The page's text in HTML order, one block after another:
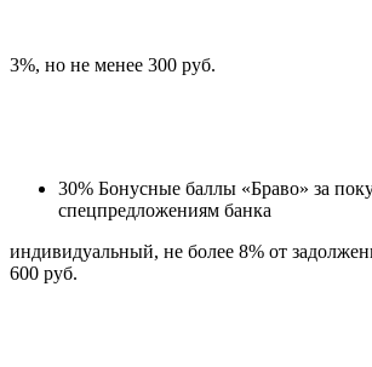
3%, но не менее 300 руб.
30% Бонусные баллы «Браво» за
спецпредложениям банка
индивидуальный, не более 8% от
600 руб.